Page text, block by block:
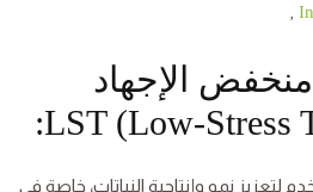
الإجهاد
نمو وإنتاجية النباتات، خاصة في